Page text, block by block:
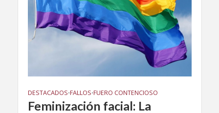
DESTACADOS•FALLOS•FUERO CONTENCIOSO
Feminización facial: La